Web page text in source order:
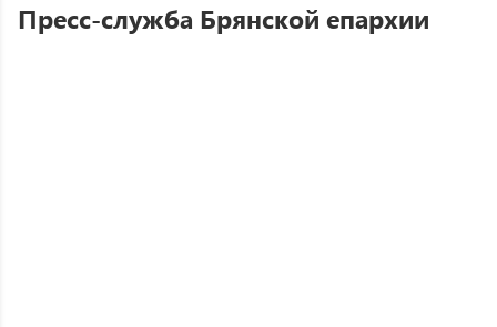
Пресс-служба Брянской епархии